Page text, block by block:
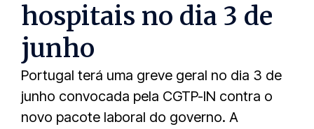
hospitais no dia 3 de
junho
Portugal terá uma greve geral no dia 3 de
junho convocada pela CGTP-IN contra o
novo pacote laboral do governo. A